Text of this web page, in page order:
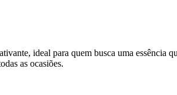
ideal para quem busca uma essência
as ocasiões.